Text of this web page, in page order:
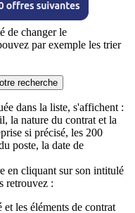
de changer le
par exemple les trier
recherche
dans la liste, s'affichent :
la nature du contrat et la
si précisé, les 200
poste, la date de
en cliquant sur son intitulé
retrouvez :
les éléments de contrat